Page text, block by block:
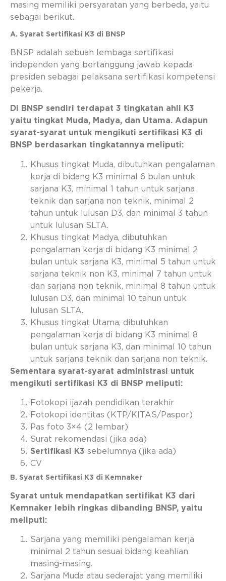
masing memiliki persyaratan yang berbeda, yaitu
sebagai berikut.
A. Syarat Sertifikasi K3 di BNSP
BNSP adalah sebuah lembaga sertifikasi
independen yang bertanggung jawab kepada
presiden sebagai pelaksana sertifikasi kompetensi
pekerja.
Di BNSP sendiri terdapat 3 tingkatan ahli K3
yaitu tingkat Muda, Madya, dan Utama. Adapun
syarat-syarat untuk mengikuti sertifikasi K3 di
BNSP berdasarkan tingkatannya meliputi:
Khusus tingkat Muda, dibutuhkan pengalaman
kerja di bidang K3 minimal 6 bulan untuk
sarjana K3, minimal 1 tahun untuk sarjana
teknik dan sarjana non teknik, minimal 2
tahun untuk lulusan D3, dan minimal 3 tahun
untuk lulusan SLTA.
Khusus tingkat Madya, dibutuhkan
pengalaman kerja di bidang K3 minimal 2
bulan untuk sarjana K3, minimal 5 tahun untuk
sarjana teknik non K3, minimal 7 tahun untuk
dan sarjana non teknik, minimal 8 tahun untuk
lulusan D3, dan minimal 10 tahun untuk
lulusan SLTA.
Khusus tingkat Utama, dibutuhkan
pengalaman kerja di bidang K3 minimal 8
bulan untuk sarjana K3, dan minimal 10 tahun
untuk sarjana teknik dan sarjana non teknik.
Sementara syarat-syarat administrasi untuk
mengikuti sertifikasi K3 di BNSP meliputi:
Fotokopi ijazah pendidikan terakhir
Fotokopi identitas (KTP/KITAS/Paspor)
Pas foto 3×4 (2 lembar)
Surat rekomendasi (jika ada)
Sertifikasi K3 sebelumnya (jika ada)
CV
B. Syarat Sertifikasi K3 di Kemnaker
Syarat untuk mendapatkan sertifikat K3 dari
Kemnaker lebih ringkas dibanding BNSP, yaitu
meliputi:
Sarjana yang memiliki pengalaman kerja
minimal 2 tahun sesuai bidang keahlian
masing-masing.
Sarjana Muda atau sederajat yang memiliki